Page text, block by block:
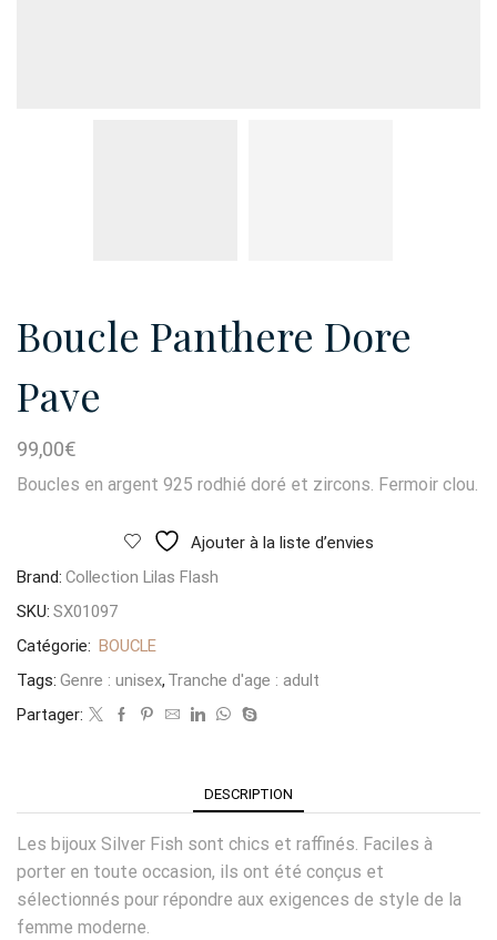
Boucle Panthere Dore
Pave
99,00€
Boucles en argent 925 rodhié doré et zircons. Fermoir clou.
Ajouter à la liste d’envies
Brand: Collection Lilas Flash
SKU: SX01097
Catégorie: BOUCLE
Tags: Genre : unisex, Tranche d'age : adult
Partager:
DESCRIPTION
Les bijoux Silver Fish sont chics et raffinés. Faciles à
porter en toute occasion, ils ont été conçus et
sélectionnés pour répondre aux exigences de style de la
femme moderne.